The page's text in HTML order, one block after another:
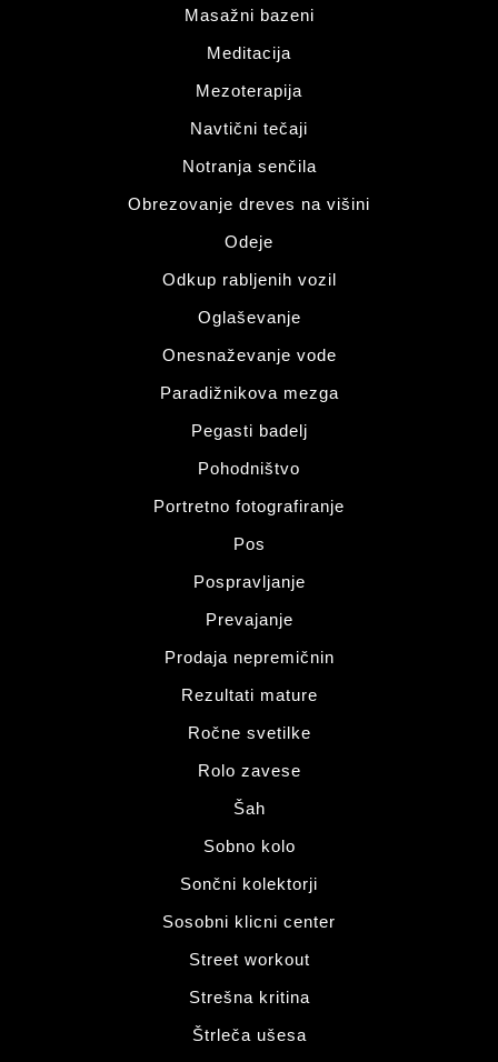
Masažni bazeni
Meditacija
Mezoterapija
Navtični tečaji
Notranja senčila
Obrezovanje dreves na višini
Odeje
Odkup rabljenih vozil
Oglaševanje
Onesnaževanje vode
Paradižnikova mezga
Pegasti badelj
Pohodništvo
Portretno fotografiranje
Pos
Pospravljanje
Prevajanje
Prodaja nepremičnin
Rezultati mature
Ročne svetilke
Rolo zavese
Šah
Sobno kolo
Sončni kolektorji
Sosobni klicni center
Street workout
Strešna kritina
Štrleča ušesa